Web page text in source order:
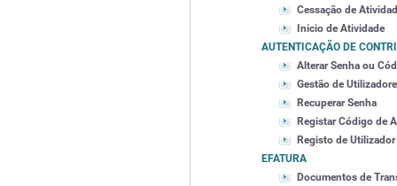
Cessação de
Inicio de Atividade
AUTENTICAÇÃO DE
Alterar Senha ou
Gestão de
Recuperar Senha
Registar Código de
Registo de Utilizador
EFATURA
Documentos de